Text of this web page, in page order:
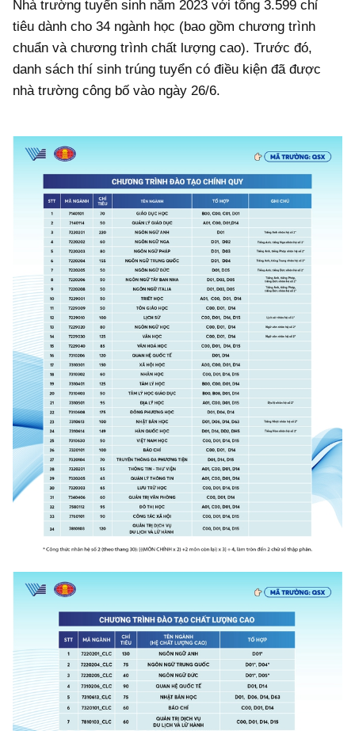
Nhà trường tuyển sinh năm 2023 với tổng 3.599 chỉ
tiêu dành cho 34 ngành học (bao gồm chương trình
chuẩn và chương trình chất lượng cao). Trước đó,
danh sách thí sinh trúng tuyển có điều kiện đã được
nhà trường công bố vào ngày 26/6.